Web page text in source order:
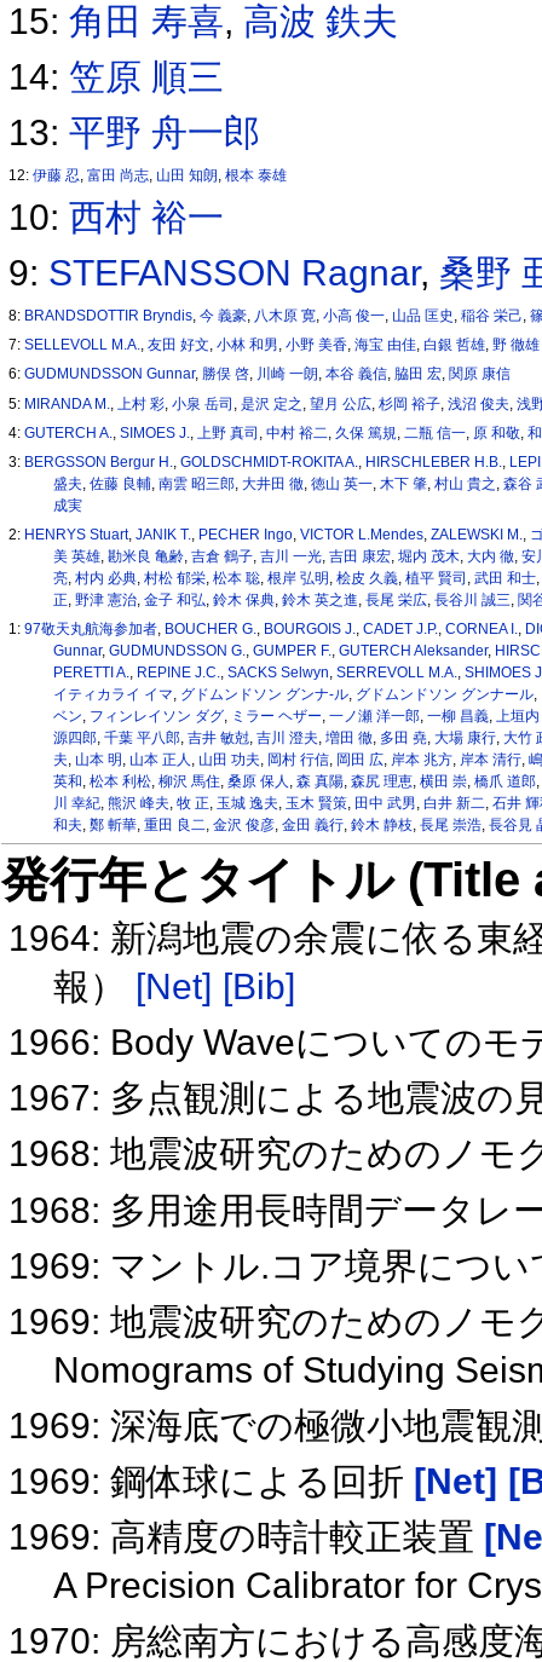
15:角田 寿喜, 高波 鉄夫
14: 笠原 順三
13:平野 舟一郎
12:伊藤 忍,富田 尚志, 山田 知朗,根本 泰雄
10:西村 裕一
9: STEFANSSON Ragnar, 桑野
8: BRANDSDOTTIR Bryndis,今 義豪, 八木原 寛,小高 俊一, 山品 匡史 ,稲谷 栄己,
7:SELLEVOLL M.A.,友田 好文,小林 和男,小野 美香,海宝 由佳,白銀 哲雄,野 徹雄
6:GUDMUNDSSON Gunnar, 勝俣 啓, 川崎 一朗,本谷 義信, 脇田 宏, 関原 康信
5: MIRANDA M. 上村 彩 ,小泉 岳司 ,是沢 定之 ,望月 公広 ,杉岡 裕子 ,浅沼 俊夫 ,浅
4:GUTERCH A. ,SIMOES J. 上野 真司 ,中村 裕二 久保 篤規 二瓶 信一 原 和敬 ,
3: BERGSSON Bergur H. ,GOLDSCHMIDT-ROKITA A. HIRSCHLEBER H.B.
盛夫 佐藤 良輔, 南雲 昭三郎, 大井田 徹, 徳山 英一, 木下 肇, 村山 貴之 森谷
成実
2: HENRYS Stuart,JANIK T. PECHER Ingo ,VICTOR L.Mendes ,ZALEWSKI M.
美 英雄, 勘米良 亀齢, 吉倉 鶴子, 吉川 一光, 吉田 康宏, 堀内 茂木 大内 徹, 安
亮, 村内 必典, 村松 郁栄, 松本 聡, 根岸 弘明 桧皮 久義, 植平 賢司 武田 和士,
正 野津 憲治, 金子 和弘 鈴木 保典, 鈴木 英之進 長尾 栄広, 長谷川 誠三 関
1:97敬天丸航海参加者 BOUCHER G. BOURGOIS J. ,CADET J.P. ,CORNEA I.
Gunnar, GUDMUNDSSON G. GUMPER F. GUTERCH Aleksander,
PERETTI A.
REPINE J.C. SACKS Selwyn SERREVOLL M.A.
SHIMOES
イティカライ イマ グドムンドソン グンナ-ル, グドムンドソン グンナール,
ベン フィンレイソン ダグ, ミラー ヘザー 一ノ瀬 洋一郎, 一柳 昌義,
上垣
源四郎, 千葉 平八郎, 吉井 敏尅, 吉川 澄夫 増田 徹, 多田 堯, 大場 康行, 大竹
夫 山本 明 山本 正人 山田 功夫 岡村 行信, 岡田 広, 岸本 兆方, 岸本 清行,
英和 松本 利松, 柳沢 馬住, 桑原 保人 森 真陽, 森尻 理恵, 横田 崇, 橋爪 道郎,
川 幸紀, 熊沢 峰夫 牧 正 玉城 逸夫 玉木 賢策, 田中 武男 白井 新二 石井 輝
和夫 鄭 斬華, 重田 良二 金沢 俊彦, 金田 義行, 鈴木 静枝, 長尾 崇浩, 長谷見
発行年とタイトル
1964: 新潟地震の余震に依る東
報）
[Net] [Bib]
1966: Body Waveについてのモ
1967: 多点観測による地震波の
1968: 地震波研究のためのノモ
1968: 多用途用長時間データレ
1969: マントル.コア境界につ
1969: 地震波研究のためのノモ
Nomograms of Studying
1969: 深海底での極微小地震観
1969: 鋼体球による回折 [Net]
1969: 高精度の時計較正装置
A Precision Calibrator for
1970: 房総南方における高感度